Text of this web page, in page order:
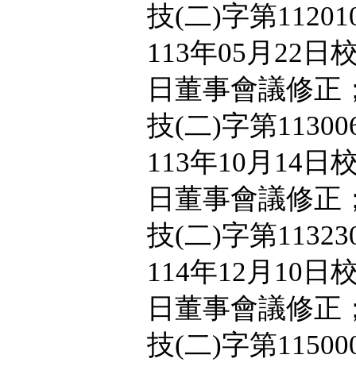
技(二)字第
113年05月22日
日董事會議修正
技(二)字第
113年10月14日
日董事會議修正
技(二)字第
114年12月10日
日董事會議修正
技(二)字第